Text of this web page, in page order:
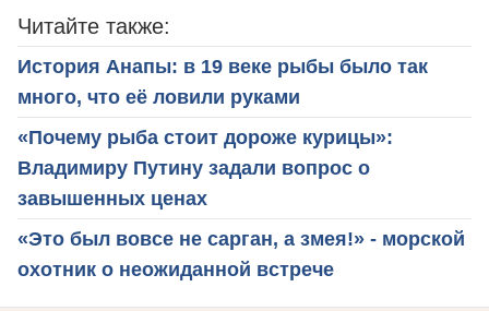
Читайте также:
История Анапы: в 19 веке рыбы было так
много, что её ловили руками
«Почему рыба стоит дороже курицы»:
Владимиру Путину задали вопрос о
завышенных ценах
«Это был вовсе не сарган, а змея!» - морской
охотник о неожиданной встрече